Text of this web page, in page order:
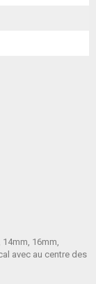
16mm,
avec au centre des